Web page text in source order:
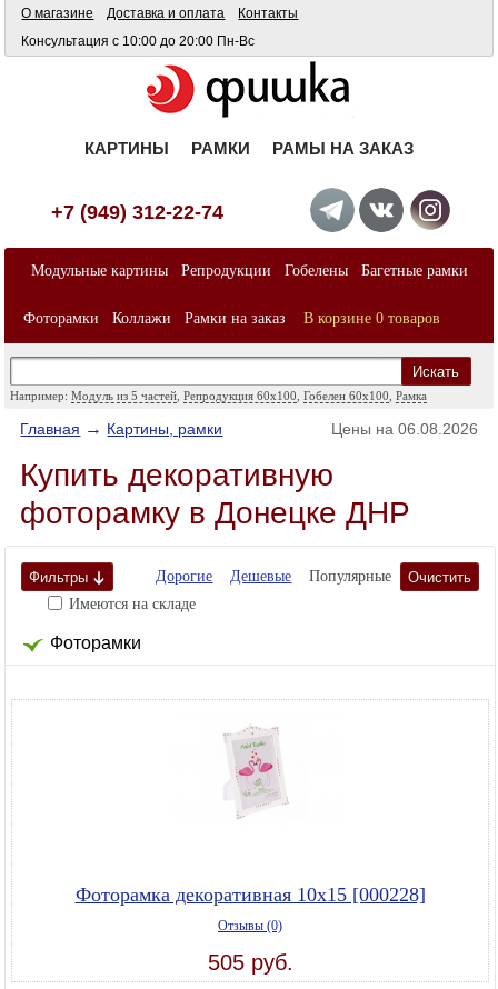
О магазине Доставка и оплата
Контакты
Консультация с 10:00 до 20:00 Пн-Вс
КАРТИНЫ РАМКИ РАМЫ НА ЗАКАЗ
+7 (949) 312-22-74
Модульные картины Репродукции Гобелены Багетные рамки
Фоторамки Коллажи Рамки на заказ В корзине 0 товаров
Искать
Например:Модуль из 5 частей ,Репродукция 60х100 ,Гобелен 60x100 ,Рамка
Цены на 06.08.2026
Главная → Картины, рамки
Купить декоративную
фоторамку в Донецке ДНР
Очистить
Фильтры Дорогие Дешевые
Популярные
Имеются на складе
Фоторамки
Фоторамка декоративная 10х15 [000228]
Отзывы (0)
505 руб.